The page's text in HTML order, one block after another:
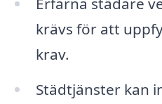
krävs för att
krav.
Städtjänster kan